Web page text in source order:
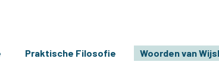
Praktische Filosofie Woorden van